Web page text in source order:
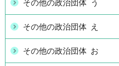
その他の政治団体 う
その他の政治団体 え
その他の政治団体 お